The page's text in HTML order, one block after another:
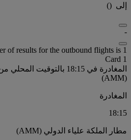
إلى (
)
-
of results for the outbound flights is 1
Card 1
المغادرة في 18:15
(AMM)
المغادرة
18:15
مطار الملكة علياء الدولي (AMM)